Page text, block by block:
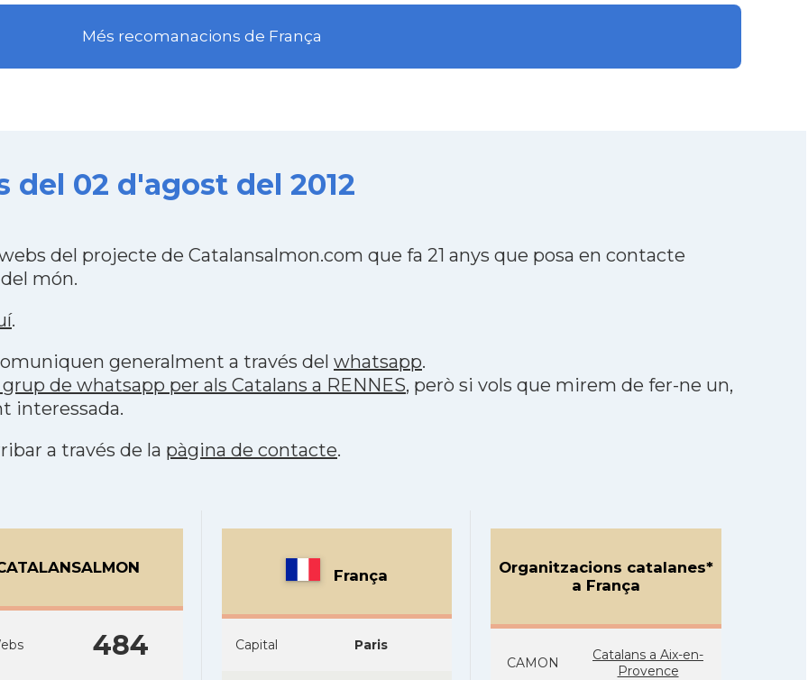
Més recomanacions de França
del 02 d'agost del 2012
del projecte de Catalansalmon.com que fa 21 anys que posa en contacte
món.
.
generalment a través del whatsapp.
de whatsapp per als Catalans a RENNES, però si vols que mirem de fer-ne un,
interessada.
a través de la pàgina de contacte.
484
França
Capital Paris
Organitzacions catalanes*
a França
CAMON
Catalans a Aix-en-
Provence